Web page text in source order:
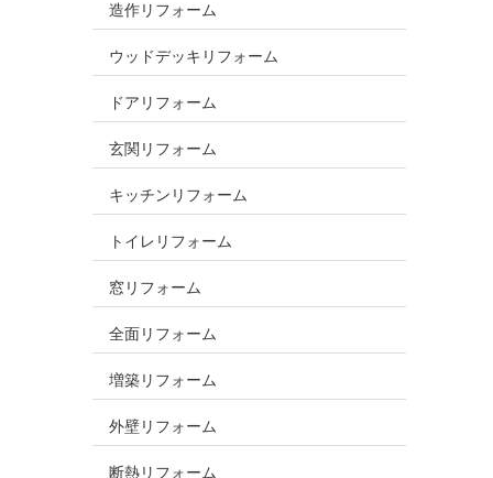
造作リフォーム
ウッドデッキリフォーム
ドアリフォーム
玄関リフォーム
キッチンリフォーム
トイレリフォーム
窓リフォーム
全面リフォーム
増築リフォーム
外壁リフォーム
断熱リフォーム